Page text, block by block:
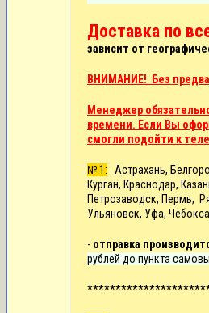
Доставка по
зависит от
ВНИМАНИЕ! Без
Менеджер
времени. Если Вы
смогли подойти к
№ 1: Астрахань,
Курган, Краснодар,
Петрозаводск, Пермь,
Ульяновск, Уфа,
- отправка
рублей до пункта